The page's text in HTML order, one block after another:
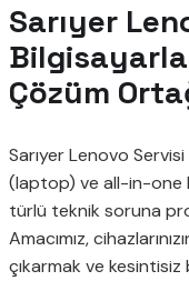
Sarıyer
Çözüm
Sarıyer Lenovo
(laptop) ve all-in-one
türlü teknik soruna
Amacımız,
çıkarmak ve kesintisiz